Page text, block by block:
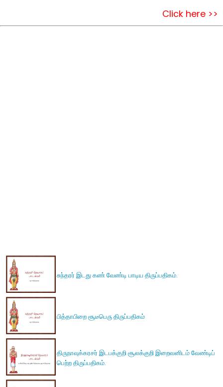
Click here >>
சுந்தரர் இடது கண் வேண்டி பாடிய திருப்பதிகம்.
பித்தாபிறை சூடீபெரு திருப்பதிகம்
திருநாவுக்கரசர் இடபக்குறி சூலக்குறி இறைவனிடம் வேண்டிப்
பெற்ற திருப்பதிகம்.